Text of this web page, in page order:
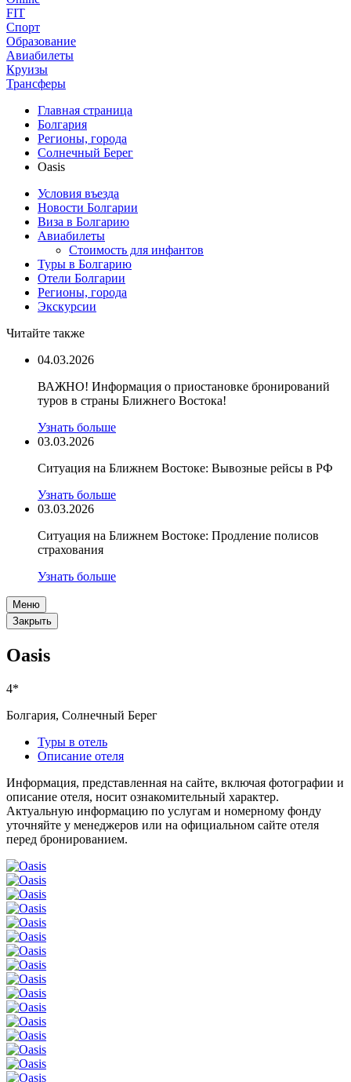
FIT
Спорт
Образование
Авиабилеты
Круизы
Трансферы
Главная страница
Болгария
Регионы, города
Солнечный Берег
Oasis
Условия въезда
Новости Болгарии
Виза в Болгарию
Авиабилеты
Стоимость для инфантов
Туры в Болгарию
Отели Болгарии
Регионы, города
Экскурсии
Читайте также
04.03.2026
ВАЖНО! Информация о приостановке бронирований
туров в страны Ближнего Востока!
Узнать больше
03.03.2026
Ситуация на Ближнем Востоке: Вывозные рейсы в РФ
Узнать больше
03.03.2026
Ситуация на Ближнем Востоке: Продление полисов
страхования
Узнать больше
Меню
Закрыть
Oasis
4*
Болгария, Солнечный Берег
Туры в отель
Описание отеля
Информация, представленная на сайте, включая фотографии и
описание отеля, носит ознакомительный характер.
Актуальную информацию по услугам и номерному фонду
уточняйте у менеджеров или на официальном сайте отеля
перед бронированием.